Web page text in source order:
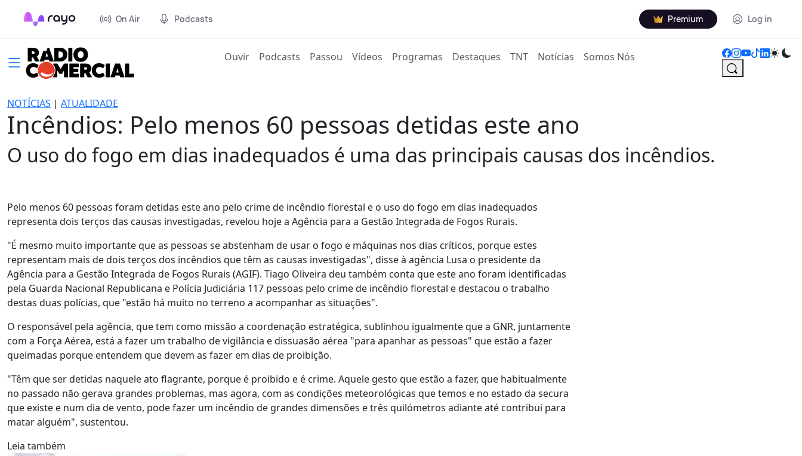
On Air Podcasts Premium Log in
Ouvir(current)
Podcasts Passou Vídeos Programas Destaques TNT Notícias Somos Nós
NOTÍCIAS | ATUALIDADE
Incêndios: Pelo menos 60 pessoas detidas este ano
O uso do fogo em dias inadequados é uma das principais causas dos incêndios.
Pelo menos 60 pessoas foram detidas este ano pelo crime de incêndio florestal e o uso do fogo em dias inadequados
representa dois terços das causas investigadas, revelou hoje a Agência para a Gestão Integrada de Fogos Rurais.
"É mesmo muito importante que as pessoas se abstenham de usar o fogo e máquinas nos dias críticos, porque estes
representam mais de dois terços dos incêndios que têm as causas investigadas", disse à agência Lusa o presidente da
Agência para a Gestão Integrada de Fogos Rurais (AGIF). Tiago Oliveira deu também conta que este ano foram identificadas
pela Guarda Nacional Republicana e Polícia Judiciária 117 pessoas pelo crime de incêndio florestal e destacou o trabalho
destas duas polícias, que "estão há muito no terreno a acompanhar as situações".
O responsável pela agência, que tem como missão a coordenação estratégica, sublinhou igualmente que a GNR, juntamente
com a Força Aérea, está a fazer um trabalho de vigilância e dissuasão aérea "para apanhar as pessoas" que estão a fazer
queimadas porque entendem que devem as fazer em dias de proibição.
"Têm que ser detidas naquele ato flagrante, porque é proibido e é crime. Aquele gesto que estão a fazer, que habitualmente
no passado não gerava grandes problemas, mas agora, com as condições meteorológicas que temos e no estado da secura
que existe e num dia de vento, pode fazer um incêndio de grandes dimensões e três quilómetros adiante até contribui para
matar alguém", sustentou.
Leia também